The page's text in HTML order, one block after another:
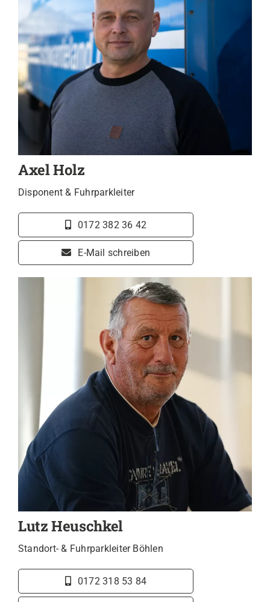
Axel Holz
Disponent & Fuhrparkleiter
0172 382 36 42
E-Mail schreiben
Lutz Heuschkel
Standort- & Fuhrparkleiter Böhlen
0172 318 53 84